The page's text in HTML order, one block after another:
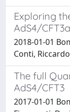
Exploring
AdS4/
2018-01-01
Conti,
The full
AdS4/CFT3
2017-01-01